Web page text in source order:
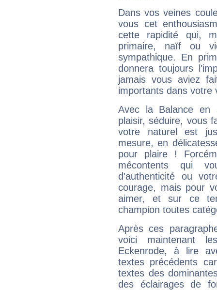
Dans vos veines
vous cet
cette rapidité qui,
primaire, naïf ou
sympathique. En
donnera toujours
jamais vous aviez
importants dans votre
Avec la Balance en
plaisir, séduire, vous
votre naturel est
mesure, en
pour plaire !
mécontents qui
d'authenticité ou
courage, mais pour
aimer, et sur ce
champion toutes
Après ces
voici maintenant
Eckenrode, à lire
textes précédents
textes des
des éclairages de